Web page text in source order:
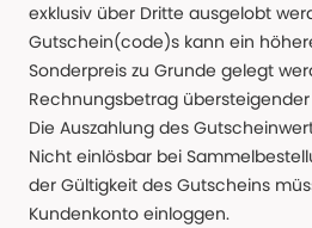
exklusiv über Dritte ausgelobt
Gutschein(code)s kann ein
Sonderpreis zu Grunde gelegt
Rechnungsbetrag
Die Auszahlung des
Nicht einlösbar bei
der Gültigkeit des Gutscheins
Kundenkonto einloggen.